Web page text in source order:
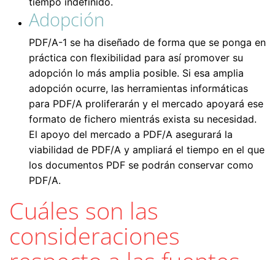
Adopción
PDF/A-1 se ha diseñado de forma que se ponga en
práctica con flexibilidad para así promover su
adopción lo más amplia posible. Si esa amplia
adopción ocurre, las herramientas informáticas
para PDF/A proliferarán y el mercado apoyará ese
formato de fichero mientrás exista su necesidad.
El apoyo del mercado a PDF/A asegurará la
viabilidad de PDF/A y ampliará el tiempo en el que
los documentos PDF se podrán conservar como
PDF/A.
Cuáles son las
consideraciones